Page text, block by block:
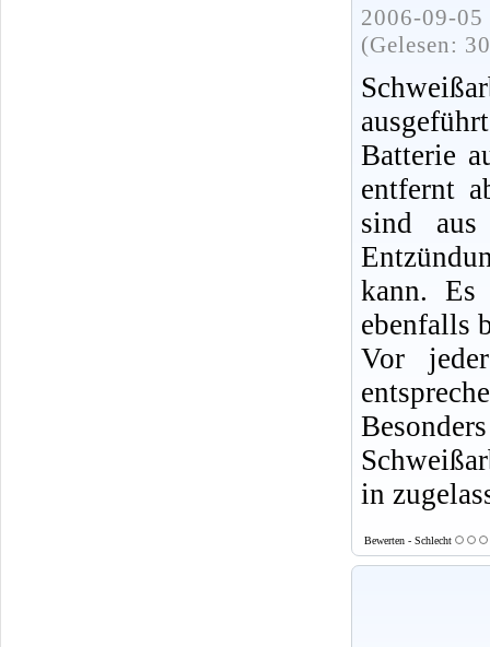
2006-09-
(Gelesen:
Batterie
entfernt
sind
kann. Es
ebenfalls
Vor
in
Bewerten - Schlecht